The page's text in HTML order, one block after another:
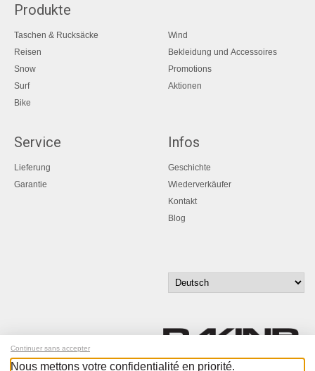
Produkte
Taschen & Rucksäcke
Reisen
Snow
Surf
Bike
Wind
Bekleidung und Accessoires
Promotions
Aktionen
Service
Lieferung
Garantie
Infos
Geschichte
Wiederverkäufer
Kontakt
Blog
Continuer sans accepter
Nous mettons votre confidentialité en priorité.